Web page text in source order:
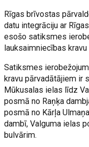
Rīgas brīvostas
datu integrāciju ar
esošo satiksmes
lauksaimniecības
Satiksmes
kravu pārvadātājiem ir
Mūkusalas ielas līdz
posmā no Raņķa
posmā no Kārļa
dambī, Valguma ielas
bulvārim.